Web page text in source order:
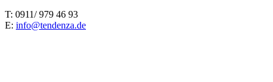
T: 0911/ 979 46 93
E: info@tendenza.de